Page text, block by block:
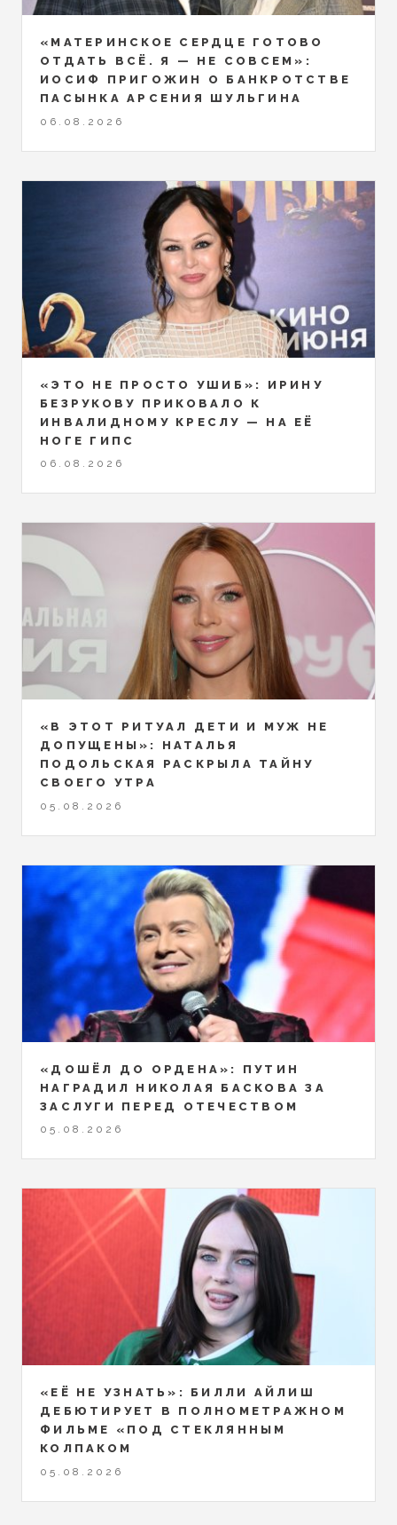
«МАТЕРИНСКОЕ СЕРДЦЕ ГОТОВО
ОТДАТЬ ВСЁ. Я — НЕ СОВСЕМ»:
ИОСИФ ПРИГОЖИН О БАНКРОТСТВЕ
ПАСЫНКА АРСЕНИЯ ШУЛЬГИНА
06.08.2026
«ЭТО НЕ ПРОСТО УШИБ»: ИРИНУ
БЕЗРУКОВУ ПРИКОВАЛО К
ИНВАЛИДНОМУ КРЕСЛУ — НА ЕЁ
НОГЕ ГИПС
06.08.2026
«В ЭТОТ РИТУАЛ ДЕТИ И МУЖ НЕ
ДОПУЩЕНЫ»: НАТАЛЬЯ
ПОДОЛЬСКАЯ РАСКРЫЛА ТАЙНУ
СВОЕГО УТРА
05.08.2026
«ДОШЁЛ ДО ОРДЕНА»: ПУТИН
НАГРАДИЛ НИКОЛАЯ БАСКОВА ЗА
ЗАСЛУГИ ПЕРЕД ОТЕЧЕСТВОМ
05.08.2026
«ЕЁ НЕ УЗНАТЬ»: БИЛЛИ АЙЛИШ
ДЕБЮТИРУЕТ В ПОЛНОМЕТРАЖНОМ
ФИЛЬМЕ «ПОД СТЕКЛЯННЫМ
КОЛПАКОМ
05.08.2026